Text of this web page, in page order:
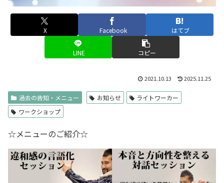
X Facebook はてブ
LINE コピー
2021.10.13 2025.11.25
過去の告知・メニュー お知らせ
ライトワーカー
ワークショップ
☆メニューのご紹介☆